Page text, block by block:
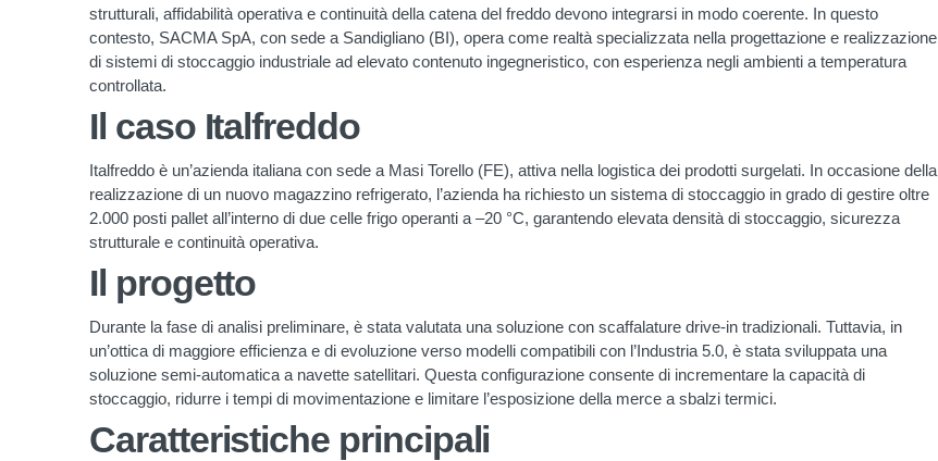
strutturali, affidabilità operativa e continuità della catena del freddo devono integrarsi in modo coerente. In questo
contesto, SACMA SpA, con sede a Sandigliano (BI), opera come realtà specializzata nella progettazione e realizzazione
di sistemi di stoccaggio industriale ad elevato contenuto ingegneristico, con esperienza negli ambienti a temperatura
controllata.
Il caso Italfreddo
Italfreddo è un’azienda italiana con sede a Masi Torello (FE), attiva nella logistica dei prodotti surgelati. In occasione della
realizzazione di un nuovo magazzino refrigerato, l’azienda ha richiesto un sistema di stoccaggio in grado di gestire oltre
2.000 posti pallet all’interno di due celle frigo operanti a –20 °C, garantendo elevata densità di stoccaggio, sicurezza
strutturale e continuità operativa.
Il progetto
Durante la fase di analisi preliminare, è stata valutata una soluzione con scaffalature drive-in tradizionali. Tuttavia, in
un’ottica di maggiore efficienza e di evoluzione verso modelli compatibili con l’Industria 5.0, è stata sviluppata una
soluzione semi-automatica a navette satellitari. Questa configurazione consente di incrementare la capacità di
stoccaggio, ridurre i tempi di movimentazione e limitare l’esposizione della merce a sbalzi termici.
Caratteristiche principali